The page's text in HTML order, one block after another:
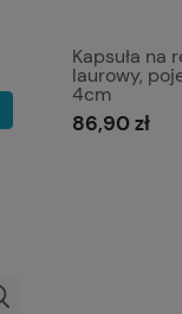
Kapsuła na
laurowy,
4cm
86,90 zł